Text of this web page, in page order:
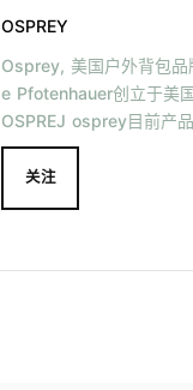
OSPREY
Osprey, 美国户外背包
e Pfotenhauer创立于美国
OSPREJ osprey目前产
城市系列、骑行系列、儿
及的运动有徒步、骑行、
产品有DAYLITE日光、
关注